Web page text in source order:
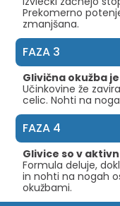
Prekomerno
zmanjšana.
FAZA 3
Glivična okužba
Učinkovine že
celic. Nohti na
FAZA 4
Glivice so v
Formula deluje,
in nohti na nogah
okužbami.